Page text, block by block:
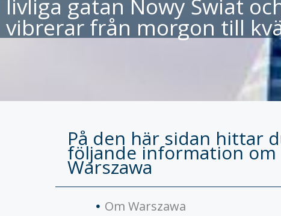
livliga gatan Nowy Świat
vibrerar från morgon till
På den här sidan hittar
följande information om
Warszawa
Om Warszawa